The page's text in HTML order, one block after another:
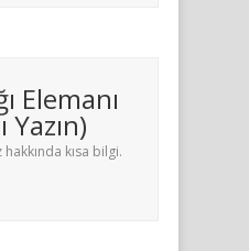
Elemanı
Yazın)
hakkında kısa bilgi.